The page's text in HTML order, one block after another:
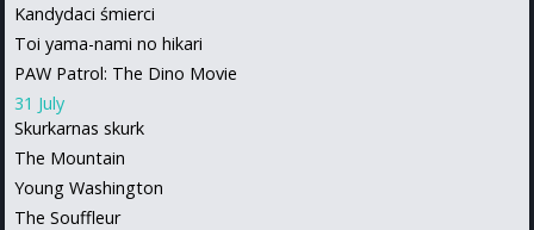
Kandydaci śmierci
Toi yama-nami no hikari
PAW Patrol: The Dino Movie
31 July
Skurkarnas skurk
The Mountain
Young Washington
The Souffleur